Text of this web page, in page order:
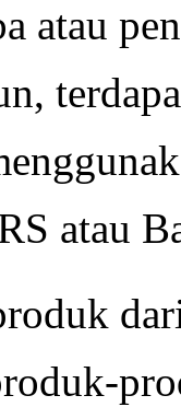
atau
atau